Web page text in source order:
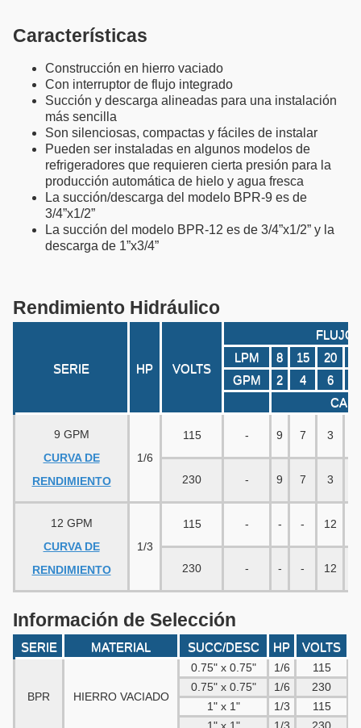
Características
Construcción en hierro vaciado
Con interruptor de flujo integrado
Succión y descarga alineadas para una instalación
más sencilla
Son silenciosas, compactas y fáciles de instalar
Pueden ser instaladas en algunos modelos de
refrigeradores que requieren cierta presión para la
producción automática de hielo y agua fresca
La succión/descarga del modelo BPR-9 es de
3/4”x1/2”
La succión del modelo BPR-12 es de 3/4”x1/2” y la
descarga de 1”x3/4”
Rendimiento Hidráulico
SERIE HP VOLTS
FLUJO
LPM
8 15 20
GPM
2 4 6
9 GPM
CURVA DE
RENDIMIENTO
1/6
115 - 9 7 3
230 - 9 7 3
12 GPM
CURVA DE
RENDIMIENTO
1/3
115 - - - 12
230 - - - 12
Información de Selección
SERIE MATERIAL SUCC/DESC HP VOLTS
BPR HIERRO VACIADO
0.75" x 0.75" 1/6
115
0.75" x 0.75"
1/6
230
1" x 1"
1/3
115